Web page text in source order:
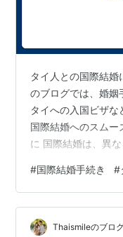
タイ人との国際結婚
のブログでは、婚姻
タイへの入国ビザな
国際結婚へのスムー
に 国際結婚は、異
加傾向にあります。
に一般的となってい
化の違いから、手続
記事では、タイ人と
#国際結婚手続き #
Thaismileのブロ